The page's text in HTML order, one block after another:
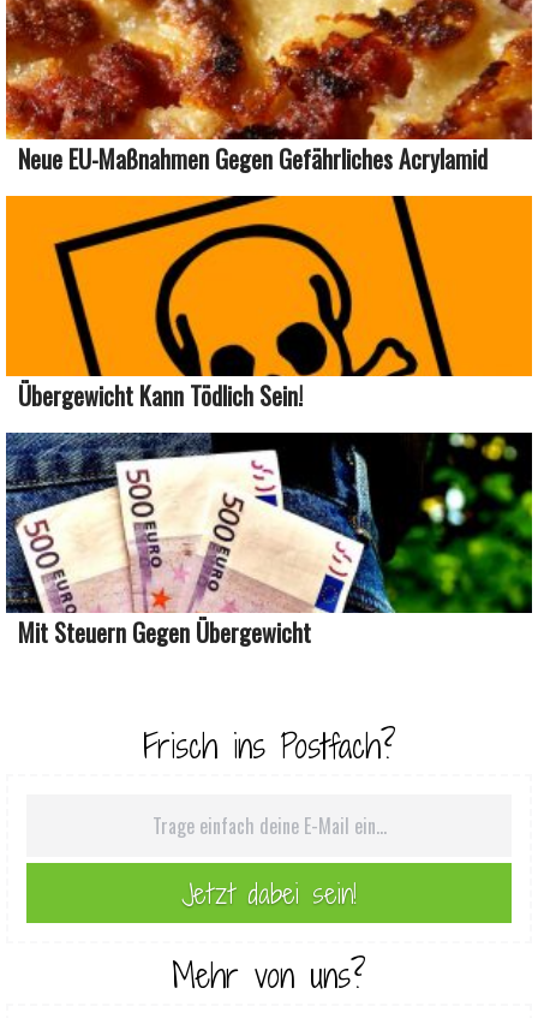
Neue EU-Maßnahmen Gegen Gefährliches Acrylamid
Übergewicht Kann Tödlich Sein!
Mit Steuern Gegen Übergewicht
Frisch ins Postfach?
Mehr von uns?